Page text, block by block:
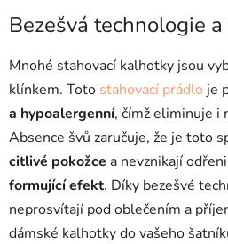
Bezešvá technologie
Mnohé stahovací kalhotky jsou
klínkem. Toto stahovací prádlo je
a hypoalergenní, čímž eliminuje i
Absence švů zaručuje, že je toto
citlivé pokožce a nevznikají
formující efekt. Díky bezešvé
neprosvítají pod oblečením a
dámské kalhotky do vašeho